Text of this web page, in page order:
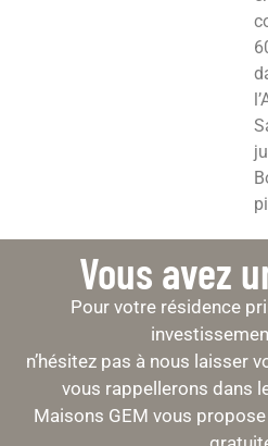
Vous avez
Pour votre résidence
n’hésitez pas à nous laisser
vous rappellerons dans
Maisons GEM vous